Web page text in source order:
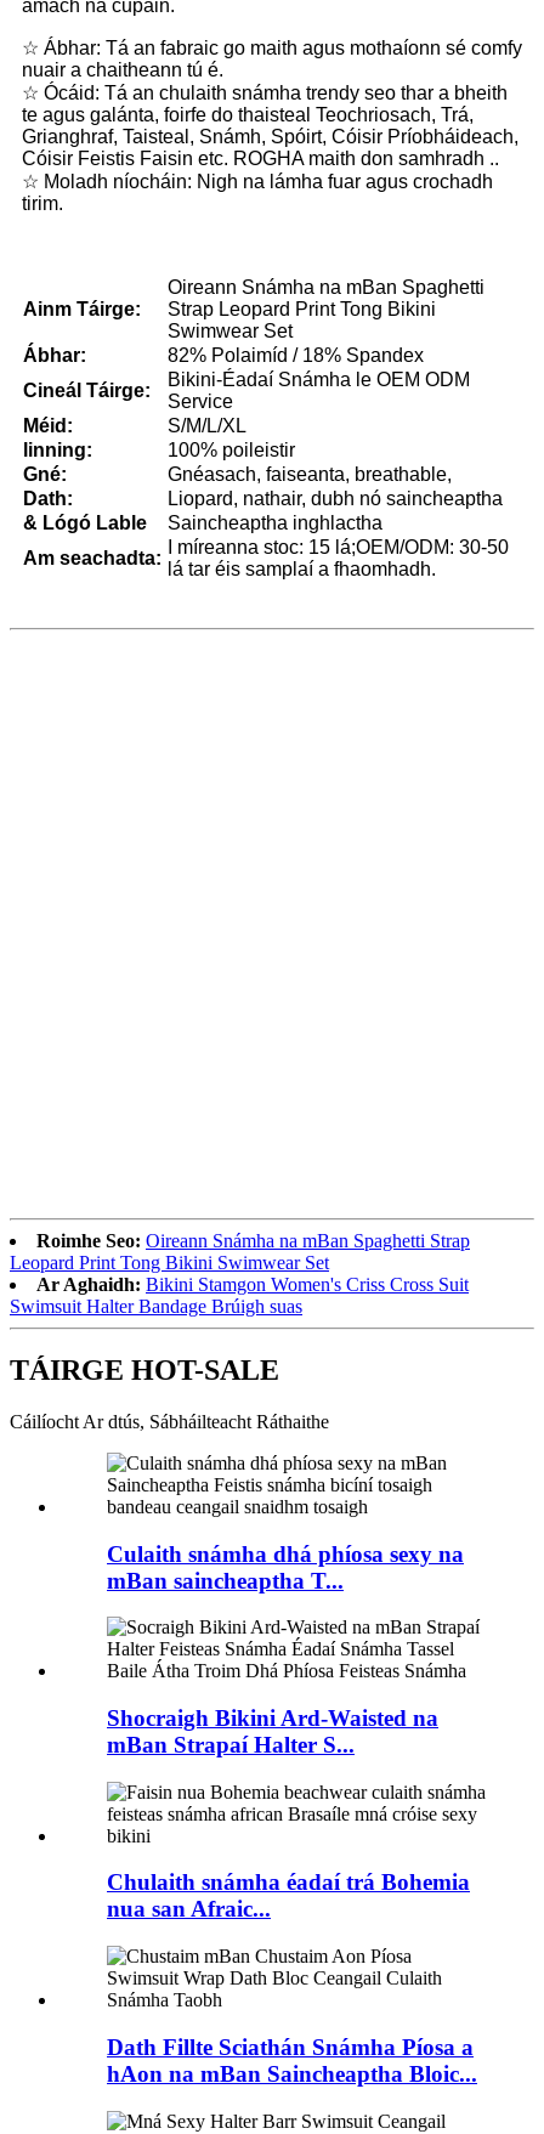
amach na cupáin.
☆ Ábhar: Tá an fabraic go maith agus mothaíonn sé comfy
nuair a chaitheann tú é.
☆ Ócáid: Tá an chulaith snámha trendy seo thar a bheith
te agus galánta, foirfe do thaisteal Teochriosach, Trá,
Grianghraf, Taisteal, Snámh, Spóirt, Cóisir Príobháideach,
Cóisir Feistis Faisin etc. ROGHA maith don samhradh ..
☆ Moladh níocháin: Nigh na lámha fuar agus crochadh
tirim.
Ainm Táirge:
Oireann Snámha na mBan Spaghetti
Strap Leopard Print Tong Bikini
Swimwear Set
Ábhar:
82% Polaimíd / 18% Spandex
Cineál Táirge:
Bikini-Éadaí Snámha le OEM ODM
Service
Méid:
S/M/L/XL
linning:
100% poileistir
Gné:
Gnéasach, faiseanta, breathable,
Dath:
Liopard, nathair, dubh nó saincheaptha
& Lógó Lable
Saincheaptha inghlactha
Am seachadta:
I míreanna stoc: 15 lá;OEM/ODM: 30-50
lá tar éis samplaí a fhaomhadh.
Roimhe Seo: Oireann Snámha na mBan Spaghetti Strap
Leopard Print Tong Bikini Swimwear Set
Ar Aghaidh: Bikini Stamgon Women's Criss Cross Suit
Swimsuit Halter Bandage Brúigh suas
TÁIRGE HOT-SALE
Cáilíocht Ar dtús, Sábháilteacht Ráthaithe
Culaith snámha dhá phíosa sexy na
mBan saincheaptha T...
Shocraigh Bikini Ard-Waisted na
mBan Strapaí Halter S...
Chulaith snámha éadaí trá Bohemia
nua san Afraic...
Dath Fillte Sciathán Snámha Píosa a
hAon na mBan Saincheaptha Bloic...